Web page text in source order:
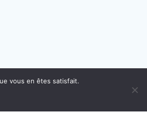
vous en êtes satisfait.